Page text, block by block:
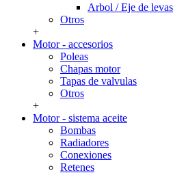
Arbol / Eje de levas
Otros
+
Motor - accesorios
Poleas
Chapas motor
Tapas de valvulas
Otros
+
Motor - sistema aceite
Bombas
Radiadores
Conexiones
Retenes